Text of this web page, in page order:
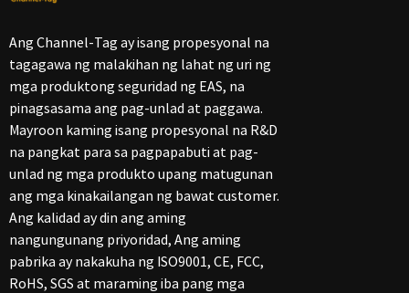
Ang Channel-Tag ay isang propesyonal na
tagagawa ng malakihan ng lahat ng uri ng
mga produktong seguridad ng EAS, na
pinagsasama ang pag-unlad at paggawa.
Mayroon kaming isang propesyonal na R&D
na pangkat para sa pagpapabuti at pag-
unlad ng mga produkto upang matugunan
ang mga kinakailangan ng bawat customer.
Ang kalidad ay din ang aming
nangungunang priyoridad, Ang aming
pabrika ay nakakuha ng ISO9001, CE, FCC,
RoHS, SGS at maraming iba pang mga